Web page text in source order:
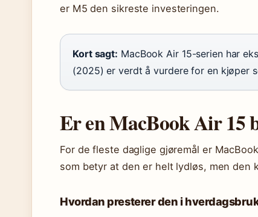
er M5 den sikreste investeringen.
Kort sagt: MacBook Air 15-serien har
(2025) er verdt å vurdere for en kjøper
Er en MacBook Air 15
For de fleste daglige gjøremål er
som betyr at den er helt lydløs, men den
Hvordan presterer den i